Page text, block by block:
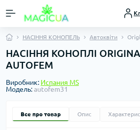
НАСІННЯ КОНОПЕЛЬ Автоквіти
НАСІННЯ КОНОПЛІ
AUTOFEM
Виробник: Испания MS
Модель:autofem31
Все про товар Опис